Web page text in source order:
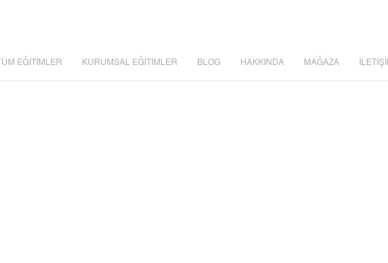
TÜM EĞİTİMLER KURUMSAL EĞİTİMLER BLOG HAKKINDA MAĞAZA